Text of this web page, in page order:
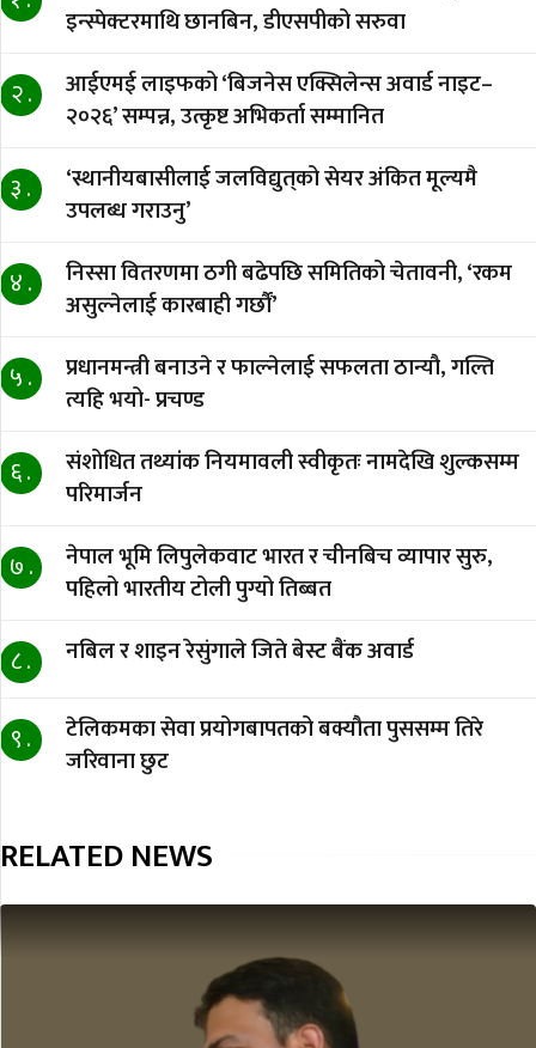
इन्स्पेक्टरमाथि छानबिन, डीएसपीको सरुवा
२ .
आईएमई लाइफको ‘बिजनेस एक्सिलेन्स अवार्ड नाइट–
२०२६’ सम्पन्न, उत्कृष्ट अभिकर्ता सम्मानित
३ .
‘स्थानीयबासीलाई जलविद्युत्‌को सेयर अंकित मूल्यमै
उपलब्ध गराउनु’
४ .
निस्सा वितरणमा ठगी बढेपछि समितिको चेतावनी, ‘रकम
असुल्नेलाई कारबाही गर्छाैं’
५ .
प्रधानमन्त्री बनाउने र फाल्नेलाई सफलता ठान्यौ, गल्ति
त्यहि भयो- प्रचण्ड
६ .
संशोधित तथ्यांक नियमावली स्वीकृतः नामदेखि शुल्कसम्म
परिमार्जन
७ .
नेपाल भूमि लिपुलेकवाट भारत र चीनबिच व्यापार सुरु,
पहिलो भारतीय टोली पुग्यो तिब्बत
८ . नबिल र शाइन रेसुंगाले जिते बेस्ट बैंक अवार्ड
९ .
टेलिकमका सेवा प्रयोगबापतको बक्यौता पुससम्म तिरे
जरिवाना छुट
RELATED NEWS